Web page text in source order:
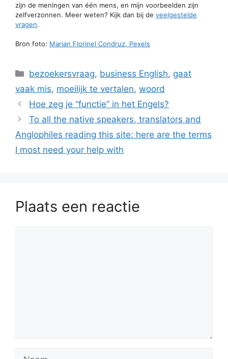
zijn de meningen van één mens, en mijn voorbeelden zijn
zelfverzonnen. Meer weten? Kijk dan bij de veelgestelde
vragen.
Bron foto: Marian Florinel Condruz, Pexels
Categorieën
bezoekersvraag, business English, gaat
vaak mis, moeilijk te vertalen, woord
Hoe zeg je “functie” in het Engels?
To all the native speakers, translators and
Anglophiles reading this site: here are the terms
I most need your help with
Plaats een reactie
Naam